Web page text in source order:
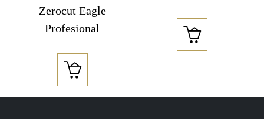
Zerocut Eagle
Profesional

